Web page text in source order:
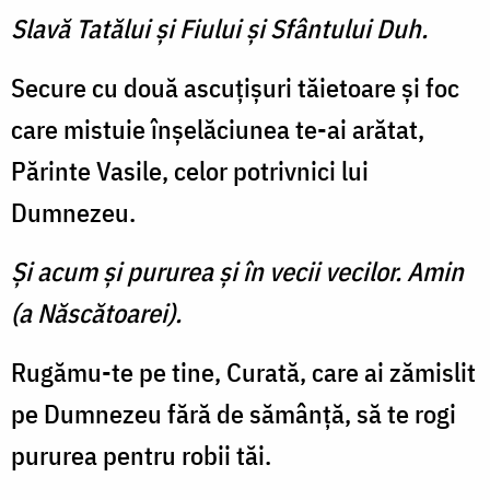
Slavă Tatălui şi Fiului şi Sfântului Duh.
Secure cu două ascuţişuri tăietoare şi foc
care mistuie înşelăciunea te-ai arătat,
Părinte Vasile, celor potrivnici lui
Dumnezeu.
Şi acum şi pururea şi în vecii vecilor. Amin
(a Născătoarei).
Rugămu-te pe tine, Curată, care ai zămislit
pe Dumnezeu fără de sămânţă, să te rogi
pururea pentru robii tăi.